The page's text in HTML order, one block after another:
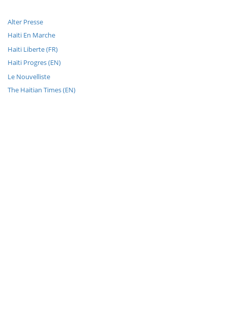
Alter Presse
Haïti En Marche
Haiti Liberte (FR)
Haïti Progres (EN)
Le Nouvelliste
The Haitian Times (EN)